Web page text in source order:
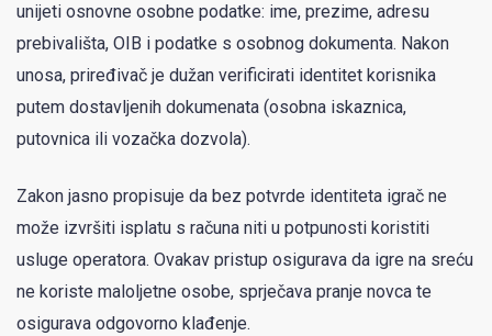
unijeti osnovne osobne podatke: ime, prezime, adresu
prebivališta, OIB i podatke s osobnog dokumenta. Nakon
unosa, priređivač je dužan verificirati identitet korisnika
putem dostavljenih dokumenata (osobna iskaznica,
putovnica ili vozačka dozvola).
Zakon jasno propisuje da bez potvrde identiteta igrač ne
može izvršiti isplatu s računa niti u potpunosti koristiti
usluge operatora. Ovakav pristup osigurava da igre na sreću
ne koriste maloljetne osobe, sprječava pranje novca te
osigurava odgovorno klađenje.